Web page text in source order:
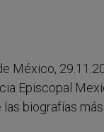
México,
Episcopal
biografías